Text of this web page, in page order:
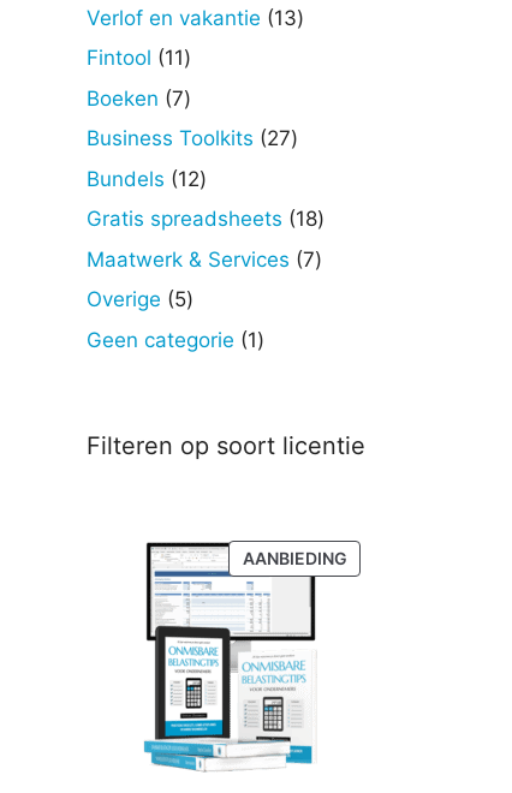
Verlof en vakantie 1313
Fintool 1111
producten
Boeken 77
producten
Business Toolkits 2727
Bundels 1212
producten
Gratis spreadsheets 1818
producten
Maatwerk & Services 77
Overige 55
producten
Geen categorie 11
Filteren op soort licentie
AANBIEDINGPRODUCT
IN